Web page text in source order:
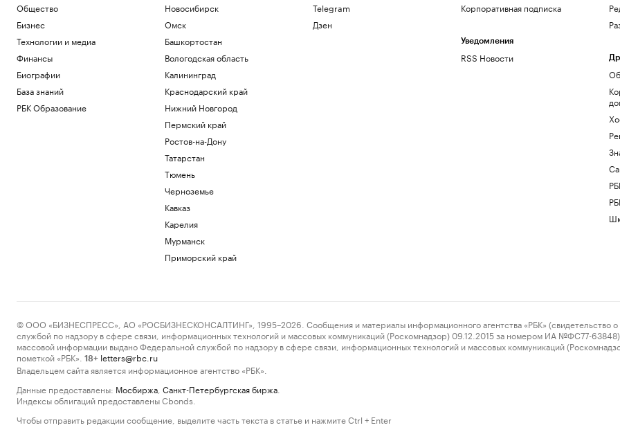
Общество
Бизнес
Технологии и медиа
Финансы
Биографии
База знаний
РБК Образование
Новосибирск
Омск
Башкортостан
Вологодская область
Калининград
Краснодарский край
Нижний Новгород
Пермский край
Ростов-на-Дону
Татарстан
Тюмень
Черноземье
Кавказ
Карелия
Мурманск
Приморский край
Telegram
Дзен
Корпоративная подписка
Уведомления
RSS Новости
© ООО «БИЗНЕСПРЕСС», АО «РОСБИЗНЕСКОНСАЛТИНГ», 1995–2026. Сообщения и материалы информационного агентства «РБК» (свидетельство о
службой по надзору в сфере связи, информационных технологий и массовых коммуникаций (Роскомнадзор) 09.12.2015 за номером ИА №ФС77-63848)
массовой информации выдано Федеральной службой по надзору в сфере связи, информационных технологий и массовых коммуникаций
пометкой «РБК».
18+ letters@rbc.ru
Владельцем сайта является информационное агентство «РБК».
Данные предоставлены: Мосбиржа Санкт-Петербургская биржа
Индексы облигаций предоставлены Cbonds.
Чтобы отправить редакции сообщение, выделите часть текста в статье и нажмите Ctrl + Enter